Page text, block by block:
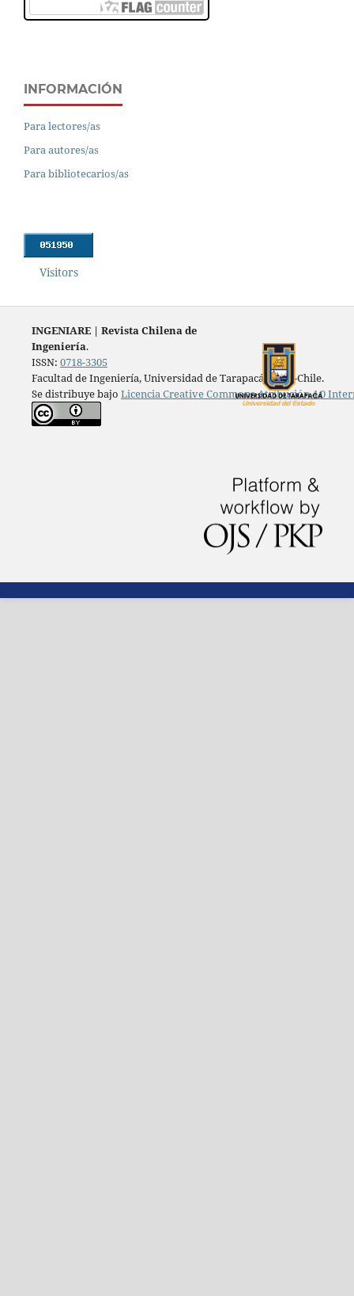
INFORMACIÓN
Para lectores/as
Para autores/as
Para bibliotecarios/as
Visitors
INGENIARE | Revista Chilena de
Ingeniería.
ISSN: 0718-3305
Facultad de Ingeniería, Universidad de Tarapacá, Arica-Chile.
Se distribuye bajo Licencia Creative Commons Atribución 4.0